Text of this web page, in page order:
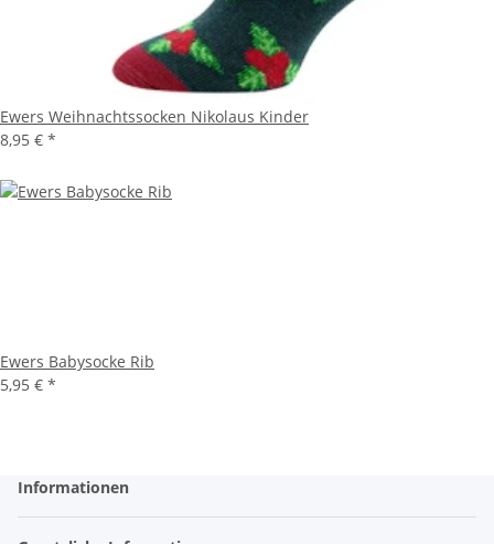
Ewers Weihnachtssocken Nikolaus Kinder
8,95 € *
Ewers Babysocke Rib
5,95 € *
Informationen